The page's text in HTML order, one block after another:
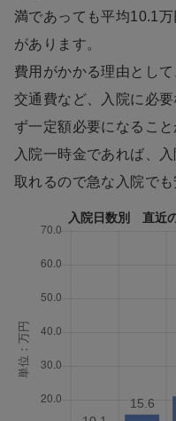
満であっても平均10.1万
があります。
費用がかかる理由とし
交通費など、入院に必
ず一定額必要になること
入院一時金であれば、
取れるので急な入院でも
入院日数別 直近